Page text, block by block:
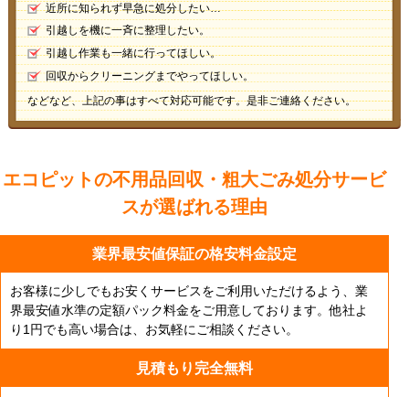
近所に知られず早急に処分したい…
引越しを機に一斉に整理したい。
引越し作業も一緒に行ってほしい。
回収からクリーニングまでやってほしい。
などなど、上記の事はすべて対応可能です。是非ご連絡ください。
エコピットの不用品回収・粗大ごみ処分サービ
スが選ばれる理由
業界最安値保証の格安料金設定
お客様に少しでもお安くサービスをご利用いただけるよう、業
界最安値水準の定額パック料金をご用意しております。他社よ
り1円でも高い場合は、お気軽にご相談ください。
見積もり完全無料